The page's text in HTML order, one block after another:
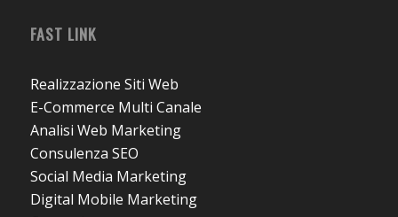
FAST LINK
Realizzazione Siti Web
E-Commerce Multi Canale
Analisi Web Marketing
Consulenza SEO
Social Media Marketing
Digital Mobile Marketing